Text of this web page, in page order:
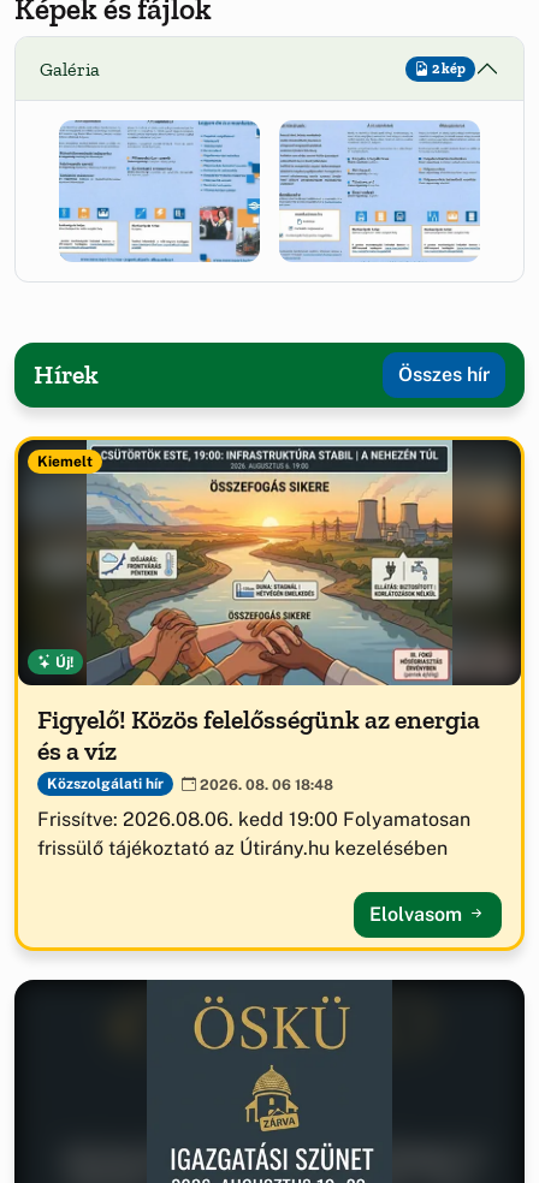
Képek és fájlok
Galéria 2 kép
Hírek Összes hír
Kiemelt
Új!
Figyelő! Közös felelősségünk az energia
és a víz
Közszolgálati hír 2026. 08. 06 18:48
Frissítve: 2026.08.06. kedd 19:00 Folyamatosan
frissülő tájékoztató az Útirány.hu kezelésében
Elolvasom